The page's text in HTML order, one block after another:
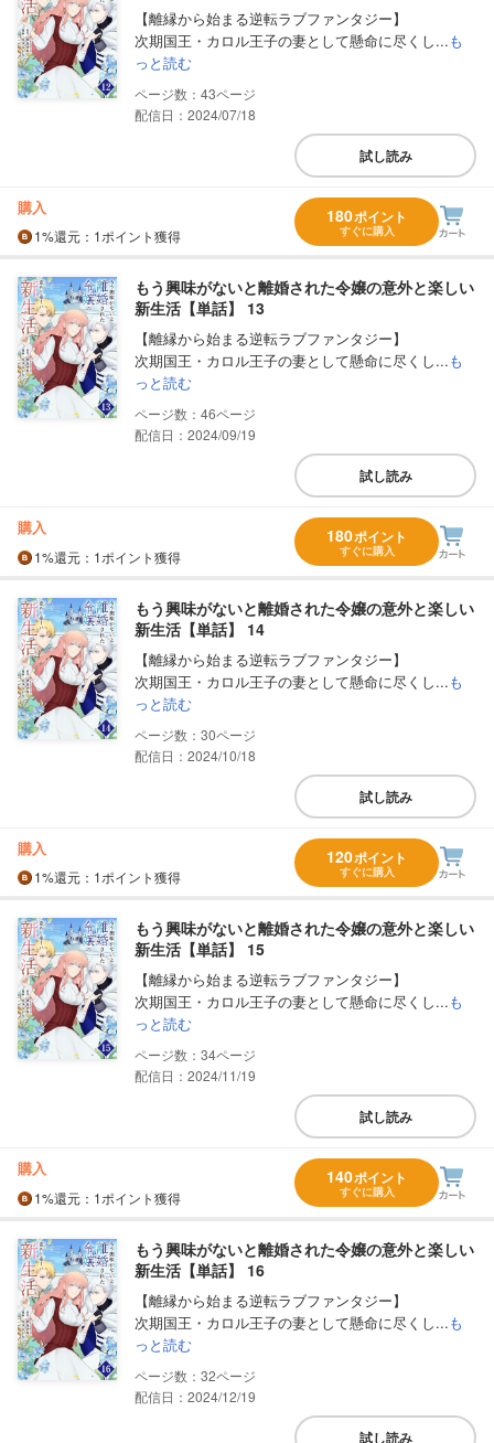
【離縁から始まる逆転ラブファンタジー】
次期国王・カロル王子の妻として懸命に尽くし...も
っと読む
43
配信日：2024/07/18
試し読み
購入
1%還元 ：1ポイント獲得
180ポイント
すぐに購入
もう興味がないと離婚された令嬢の意外と楽しい
新生活【単話】 13
【離縁から始まる逆転ラブファンタジー】
次期国王・カロル王子の妻として懸命に尽くし...も
っと読む
46
配信日：2024/09/19
試し読み
購入
1%還元 ：1ポイント獲得
180ポイント
すぐに購入
もう興味がないと離婚された令嬢の意外と楽しい
新生活【単話】 14
【離縁から始まる逆転ラブファンタジー】
次期国王・カロル王子の妻として懸命に尽くし...も
っと読む
30
配信日：2024/10/18
試し読み
購入
1%還元 ：1ポイント獲得
120ポイント
すぐに購入
もう興味がないと離婚された令嬢の意外と楽しい
新生活【単話】 15
【離縁から始まる逆転ラブファンタジー】
次期国王・カロル王子の妻として懸命に尽くし...も
っと読む
34
配信日：2024/11/19
試し読み
購入
1%還元 ：1ポイント獲得
140ポイント
すぐに購入
もう興味がないと離婚された令嬢の意外と楽しい
新生活【単話】 16
【離縁から始まる逆転ラブファンタジー】
次期国王・カロル王子の妻として懸命に尽くし...も
っと読む
32
配信日：2024/12/19
試し読み